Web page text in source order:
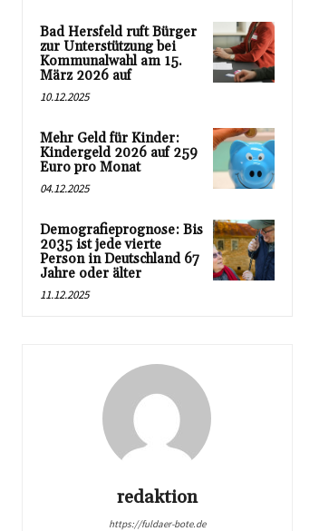
Bad Hersfeld ruft Bürger
zur Unterstützung bei
Kommunalwahl am 15.
März 2026 auf
10.12.2025
Mehr Geld für Kinder:
Kindergeld 2026 auf 259
Euro pro Monat
04.12.2025
Demografieprognose: Bis
2035 ist jede vierte
Person in Deutschland 67
Jahre oder älter
11.12.2025
redaktion
https://fuldaer-bote.de